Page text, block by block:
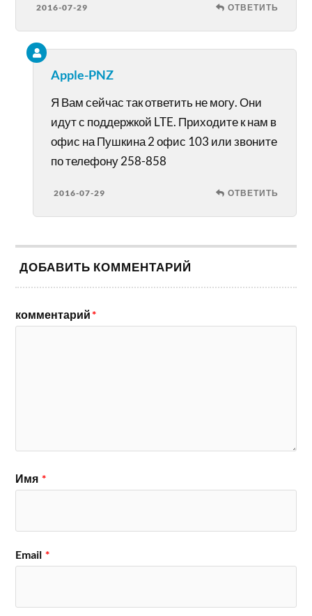
2016-07-29 ОТВЕТИТЬ
Apple-PNZ
Я Вам сейчас так ответить не могу. Они
идут с поддержкой LTE. Приходите к нам в
офис на Пушкина 2 офис 103 или звоните
по телефону 258-858
2016-07-29 ОТВЕТИТЬ
ДОБАВИТЬ КОММЕНТАРИЙ
комментарий*
Имя *
Email *